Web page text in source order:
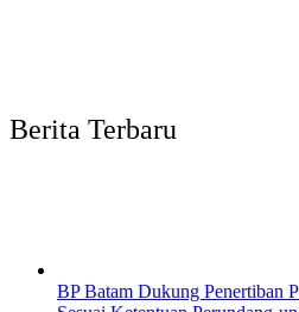
Berita Terbaru
BP Batam Dukung Penertiban